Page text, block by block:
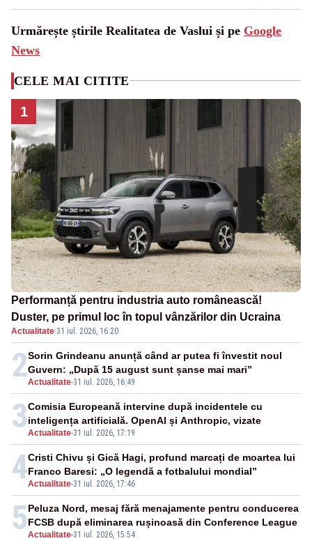
Urmărește știrile Realitatea de Vaslui și pe Google
News
CELE MAI CITITE
1
Performanță pentru industria auto românească!
Duster, pe primul loc în topul vânzărilor din Ucraina
Actualitate·31 iul. 2026, 16:20
2Actualitate-31 iul. 2026, 16:49
Sorin Grindeanu anunță când ar putea fi învestit noul
Guvern: „După 15 august sunt șanse mai mari”
3Actualitate-31 iul. 2026, 17:19
Comisia Europeană intervine după incidentele cu
inteligența artificială. OpenAI și Anthropic, vizate
4Actualitate-31 iul. 2026, 17:46
Cristi Chivu și Gică Hagi, profund marcați de moartea lui
Franco Baresi: „O legendă a fotbalului mondial”
5Actualitate-31 iul. 2026, 15:54
Peluza Nord, mesaj fără menajamente pentru conducerea
FCSB după eliminarea rușinoasă din Conference League